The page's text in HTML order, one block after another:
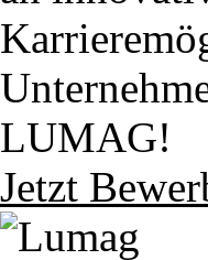
LUMAG!
Jetzt